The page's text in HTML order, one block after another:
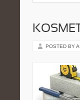
POSTED BY